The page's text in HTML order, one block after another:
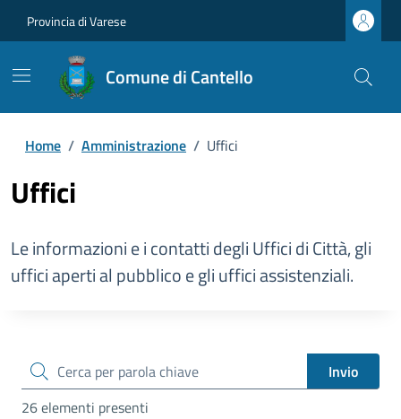
Provincia di Varese
Comune di Cantello
Home / Amministrazione / Uffici
Uffici
Le informazioni e i contatti degli Uffici di Città, gli
uffici aperti al pubblico e gli uffici assistenziali.
cerca
Invio
26 elementi presenti